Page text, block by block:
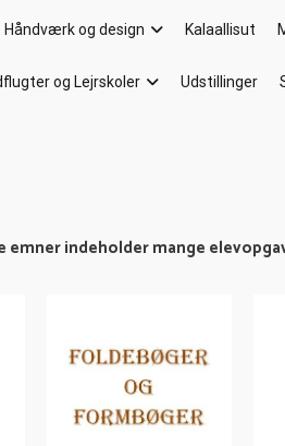
Håndværk og design Kalaallisut
og Lejrskoler Udstillinger
indeholder mange